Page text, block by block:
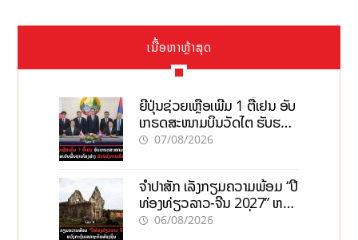
ເນື້ອຫາຫຼ້າສຸດ
ຍີ່ປຸ່ນຊ່ວຍເຫຼືອເພີ່ມ 1 ຕື້ເຢນ ອັບ
ເກຣດສະໜາມບິນວັດໄຕ ຮັບຮອງ
ການເຕີບໂຕ
07/08/2026
ຈຳປາສັກ ເລັ່ງກຽມຄວາມພ້ອມ “ປີ
ທ່ອງທ່ຽວລາວ-ຈີນ 2027” ຫວັງ
ກະຕຸ້ນເສດຖະກິດທ້ອງຖິ່ນ
06/08/2026